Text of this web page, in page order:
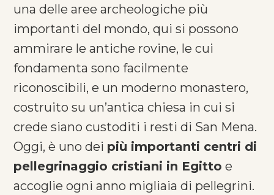
una delle aree archeologiche più
importanti del mondo, qui si possono
ammirare le antiche rovine, le cui
fondamenta sono facilmente
riconoscibili, e un moderno monastero,
costruito su un’antica chiesa in cui si
crede siano custoditi i resti di San Mena.
Oggi, è uno dei più importanti centri di
pellegrinaggio cristiani in Egitto e
accoglie ogni anno migliaia di pellegrini.